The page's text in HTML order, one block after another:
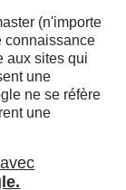
(n'importe
connaissance
aux sites qui
une
ne se réfère
une